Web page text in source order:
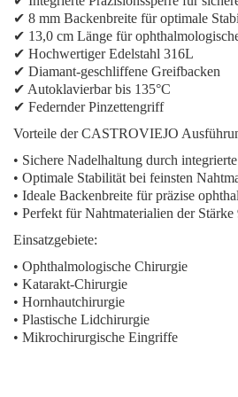
✔ 8 mm Backenbreite für optimale
✔ 13,0 cm Länge für
✔ Hochwertiger Edelstahl 316L
✔ Diamant-geschliffene Greifbacken
✔ Autoklavierbar bis 135°C
✔ Federnder Pinzettengriff
Vorteile der CASTROVIEJO
• Sichere Nadelhaltung durch
• Optimale Stabilität bei feinsten
• Ideale Backenbreite für präzise
• Perfekt für Nahtmaterialien der
Einsatzgebiete:
• Ophthalmologische Chirurgie
• Katarakt-Chirurgie
• Hornhautchirurgie
• Plastische Lidchirurgie
• Mikrochirurgische Eingriffe